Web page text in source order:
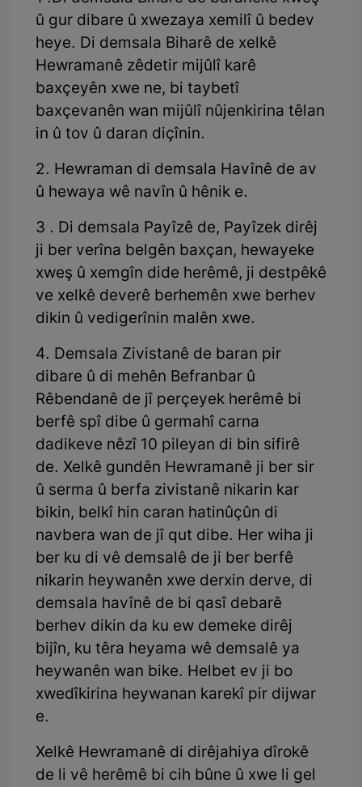
û gur dibare û xwezaya xemilî û bedev
heye. Di demsala Biharê de xelkê
Hewramanê zêdetir mijûlî karê
baxçeyên xwe ne, bi taybetî
baxçevanên wan mijûlî nûjenkirina têlan
in û tov û daran diçînin.
2. Hewraman di demsala Havînê de av
û hewaya wê navîn û hênik e.
3 . Di demsala Payîzê de, Payîzek dirêj
ji ber verîna belgên baxçan, hewayeke
xweş û xemgîn dide herêmê, ji destpêkê
ve xelkê deverê berhemên xwe berhev
dikin û vedigerînin malên xwe.
4. Demsala Zivistanê de baran pir
dibare û di mehên Befranbar û
Rêbendanê de jî perçeyek herêmê bi
berfê spî dibe û germahî carna
dadikeve nêzî 10 pileyan di bin sifirê
de. Xelkê gundên Hewramanê ji ber sir
û serma û berfa zivistanê nikarin kar
bikin, belkî hin caran hatinûçûn di
navbera wan de jî qut dibe. Her wiha ji
ber ku di vê demsalê de ji ber berfê
nikarin heywanên xwe derxin derve, di
demsala havînê de bi qasî debarê
berhev dikin da ku ew demeke dirêj
bijîn, ku têra heyama wê demsalê ya
heywanên wan bike. Helbet ev ji bo
xwedîkirina heywanan karekî pir dijwar
e.
Xelkê Hewramanê di dirêjahiya dîrokê
de li vê herêmê bi cih bûne û xwe li gel